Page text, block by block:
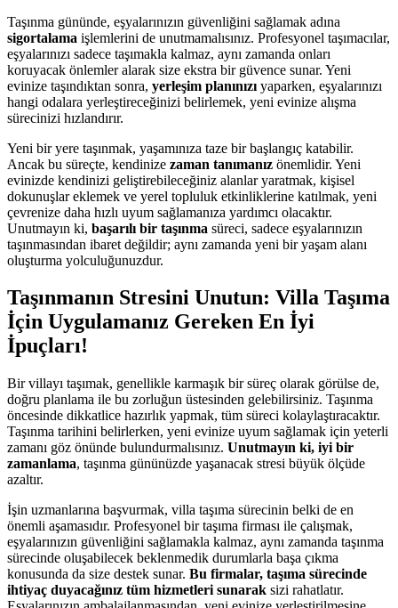
Taşınma gününde, eşyalarınızın güvenliğini sağlamak adına
sigortalama işlemlerini de unutmamalısınız. Profesyonel taşımacılar,
eşyalarınızı sadece taşımakla kalmaz, aynı zamanda onları
koruyacak önlemler alarak size ekstra bir güvence sunar. Yeni
evinize taşındıktan sonra, yerleşim planınızı yaparken, eşyalarınızı
hangi odalara yerleştireceğinizi belirlemek, yeni evinize alışma
sürecinizi hızlandırır.
Yeni bir yere taşınmak, yaşamınıza taze bir başlangıç katabilir.
Ancak bu süreçte, kendinize zaman tanımanız önemlidir. Yeni
evinizde kendinizi geliştirebileceğiniz alanlar yaratmak, kişisel
dokunuşlar eklemek ve yerel topluluk etkinliklerine katılmak, yeni
çevrenize daha hızlı uyum sağlamanıza yardımcı olacaktır.
Unutmayın ki, başarılı bir taşınma süreci, sadece eşyalarınızın
taşınmasından ibaret değildir; aynı zamanda yeni bir yaşam alanı
oluşturma yolculuğunuzdur.
Taşınmanın Stresini Unutun: Villa Taşıma
İçin Uygulamanız Gereken En İyi
İpuçları!
Bir villayı taşımak, genellikle karmaşık bir süreç olarak görülse de,
doğru planlama ile bu zorluğun üstesinden gelebilirsiniz. Taşınma
öncesinde dikkatlice hazırlık yapmak, tüm süreci kolaylaştıracaktır.
Taşınma tarihini belirlerken, yeni evinize uyum sağlamak için yeterli
zamanı göz önünde bulundurmalısınız. Unutmayın ki, iyi bir
zamanlama, taşınma gününüzde yaşanacak stresi büyük ölçüde
azaltır.
İşin uzmanlarına başvurmak, villa taşıma sürecinin belki de en
önemli aşamasıdır. Profesyonel bir taşıma firması ile çalışmak,
eşyalarınızın güvenliğini sağlamakla kalmaz, aynı zamanda taşınma
sürecinde oluşabilecek beklenmedik durumlarla başa çıkma
konusunda da size destek sunar. Bu firmalar, taşıma sürecinde
ihtiyaç duyacağınız tüm hizmetleri sunarak sizi rahatlatır.